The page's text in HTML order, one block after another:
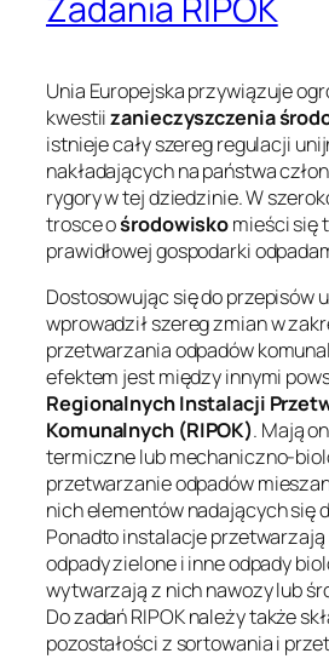
Unia Europejska przywiązuje
kwestiizanieczyszczenia
istnieje cały szereg regulacji
nakładających na państwa
rygory w tej dziedzinie. W
trosce ośrodowiskomieści się
prawidłowej gospodarki
Dostosowując się do przepisów
wprowadził szereg zmian w
przetwarzania odpadów
efektem jest między innymi
Regionalnych Instalacji
Komunalnych (RIPOK). Mają
termiczne lub mechaniczno-
przetwarzanie odpadów
nich elementów nadających się
Ponadto instalacje
odpady zielone i inne odpady
wytwarzają z nich nawozy lub
Do zadań RIPOK należy także
pozostałości z sortowania i